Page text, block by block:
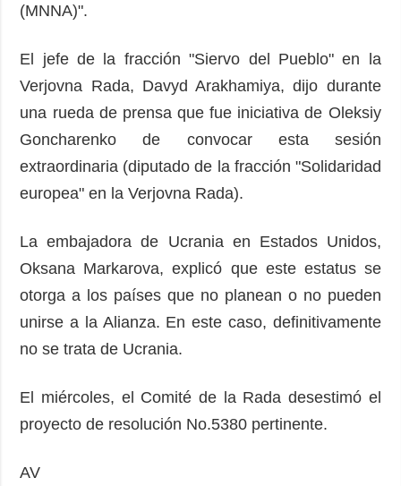
(MNNA)".
El jefe de la fracción "Siervo del Pueblo" en la
Verjovna Rada, Davyd Arakhamiya, dijo durante
una rueda de prensa que fue iniciativa de Oleksiy
Goncharenko de convocar esta sesión
extraordinaria (diputado de la fracción "Solidaridad
europea" en la Verjovna Rada).
La embajadora de Ucrania en Estados Unidos,
Oksana Markarova, explicó que este estatus se
otorga a los países que no planean o no pueden
unirse a la Alianza. En este caso, definitivamente
no se trata de Ucrania.
El miércoles, el Comité de la Rada desestimó el
proyecto de resolución No.5380 pertinente.
AV